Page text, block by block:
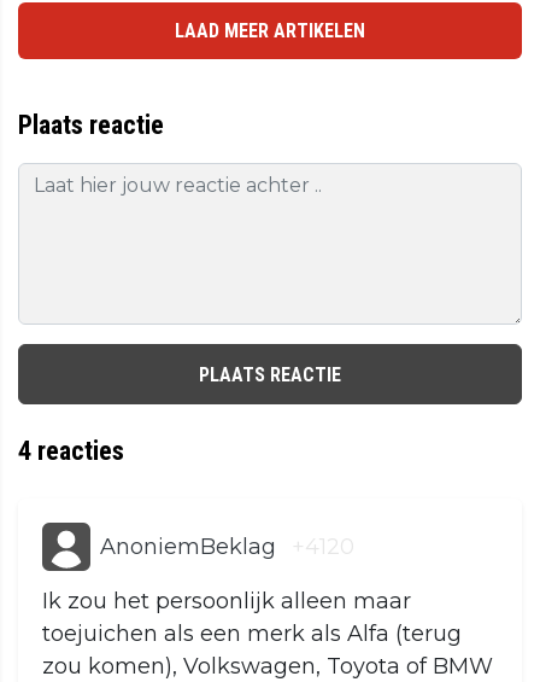
LAAD MEER ARTIKELEN
Plaats reactie
PLAATS REACTIE
4 reacties
AnoniemBeklag +4120
Ik zou het persoonlijk alleen maar
toejuichen als een merk als Alfa (terug
zou komen), Volkswagen, Toyota of BMW